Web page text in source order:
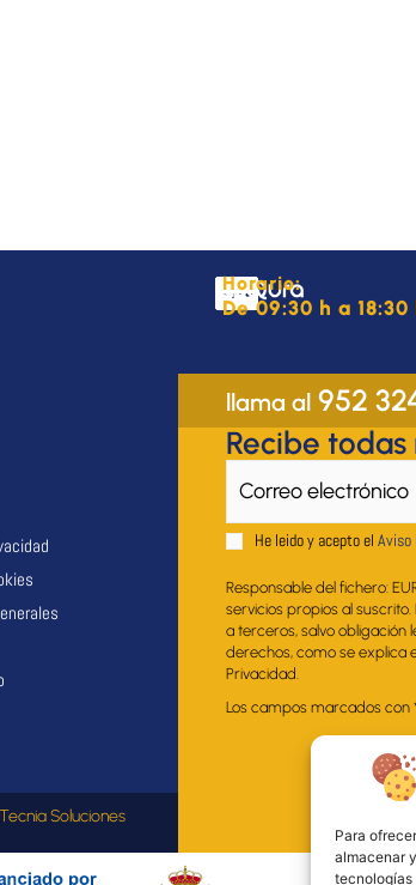
Para
almacenar
tecnologías
Horario:
De 09:30 h a 18:30
llama al952
Recibe
He leido y acepto el Aviso
Responsable del fichero:
servicios propios al
a terceros, salvo obligación
derechos, como se explica
Privacidad.
Los campos marcados con
Soluciones